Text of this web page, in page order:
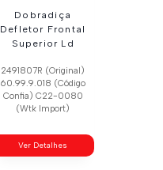
Dobradiça
Defletor Frontal
Superior Ld
2491807R (Original)
60.99.9.018 (Código
Confia) C22-0080
(Wtk Import)
Ver Detalhes